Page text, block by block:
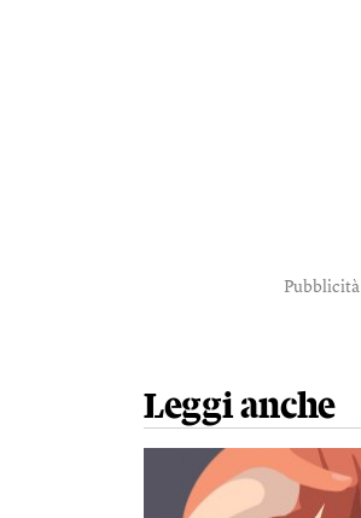
Pubblicità
Leggi anche